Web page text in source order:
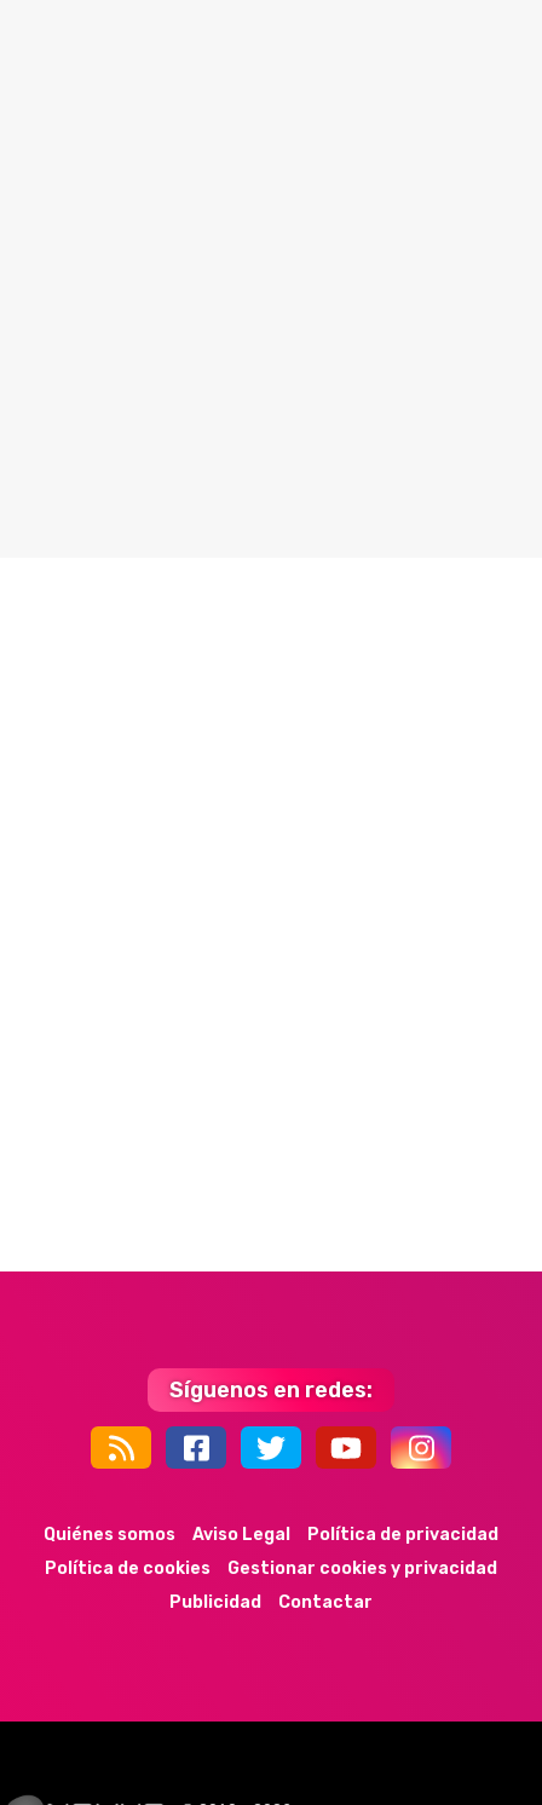
Síguenos en redes:
44k 9k 35k 352
Quiénes somos Aviso Legal
Política de privacidad
Política de cookies
Gestionar cookies y privacidad
Publicidad
Contactar